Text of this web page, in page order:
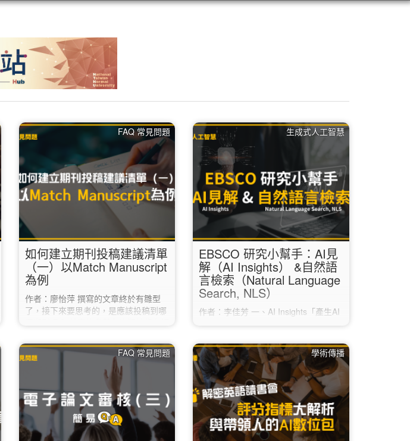
FAQ 常見問題
如何建立期刊投稿建議清單
（一）以Match Manuscript
為例
作者：廖怡萍 撰寫的文章終於有雛型
了，接下來要思考的，是應該投稿到哪
Journal Finder，只要輸入自身論文摘
要即可搜尋，並提供不同指標或期刊資
訊等參考。 以下將以Clarivate的Match
Manuscript為例進行說明： 1. 於科睿
唯安的官網
（https://mjl.clarivate.com/home），
點選上方的「Match Manuscript」。
2. 註冊一組免費帳號。…
生成式人工智慧
EBSCO 研究小幫手：AI見
解（AI Insights） &自然語
言檢索（Natural Language
Search, NLS）
作者：李佳芳 一、AI Insights「產生AI
Insights按鈕，點擊後自動生成2-5個摘
要要點。依據提示由「文章全文」的內
容提取，運用增強生成RAG技術，減少
AI幻覺（hallucination）與謬誤。協助
在閱讀全文前，快速研判是否符合需
求，節省閱讀的時間。每次生成的AI見
解，內容會略為不同。 AI…
FAQ 常見問題 學術傳播